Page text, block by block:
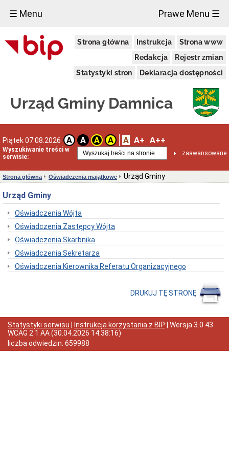
☰ Menu Prawe Menu ☰
Strona główna Instrukcja
Strona www
Redakcja
Rejestr zmian
Statystyki stron
Deklaracja dostępności
Urząd Gminy Damnica
Piątek 07.08.2026 A A A A A A+ A++
Wyszukiwanie treści w
serwisie:
zaawansowane
Urząd
Gminy
Gmina
Dni
interesantów
w
sprawach
i
wniosków
Informacja
dla
osób
niesłyszących
Organizacja
Urzędu
Regulamin
Organizacyjny
Urzędu
Społeczne
Punkty
nieodpłatnej
pomocy
Strona główna Oświadczenia majątkowe Urząd Gminy
Urząd Gminy
Oświadczenia Wójta
Oświadczenia Zastępcy Wójta
Oświadczenia Skarbnika
Oświadczenia Sekretarza
Oświadczenia Kierownika Referatu Organizacyjnego
DRUKUJ TĘ STRONĘ
×
Statystyki serwisu Instrukcja korzystania z BIP | Wersja 3.0.43
WCAG 2.1 AA(30.04.2026 14:38:16)
liczba odwiedzin: 659988